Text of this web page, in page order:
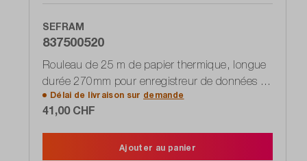
SEFRAM
837500520
Rouleau de 25 m de papier thermique, longue
durée 270mm pour enregistreur de données /
enregistreur 8460
Délai de livraison sur demande
41,00 CHF
Ajouter au panier